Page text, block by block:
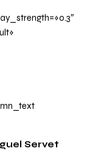
Servet